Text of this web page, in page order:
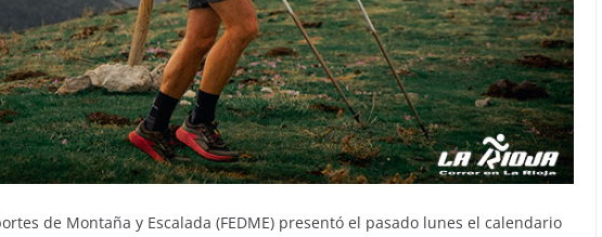
de Montaña y Escalada (FEDME) presentó el pasado lunes el calendario